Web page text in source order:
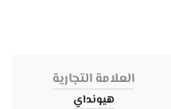
العلامة التجارية
هيونداي